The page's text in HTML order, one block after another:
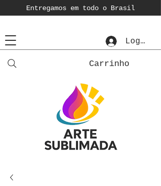
Entregamos em todo o Brasil
Login
Carrinho